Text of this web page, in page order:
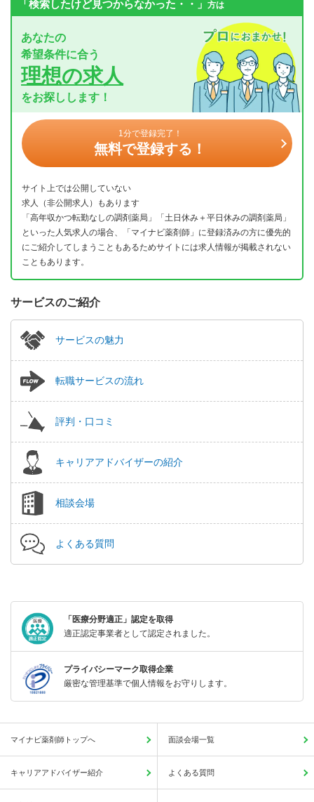
「検索したけど見つからなかった・・」 方は
あなたの
希望条件に合う
理想の求人
をお探しします！
1分で登録完了！
無料で登録する！
サイト上では公開していない
求人（非公開求人）もあります
「高年収かつ転勤なしの調剤薬局」「土日休み＋平日休みの調剤薬局」
といった人気求人の場合、「マイナビ薬剤師」に登録済みの方に優先的
にご紹介してしまうこともあるためサイトには求人情報が掲載されない
こともあります。
サービスのご紹介
サービスの魅力
転職サービスの流れ
評判・口コミ
キャリアアドバイザーの紹介
相談会場
よくある質問
「医療分野適正」認定を取得
適正認定事業者として認定されました。
プライバシーマーク取得企業
厳密な管理基準で個人情報をお守りします。
マイナビ薬剤師トップへ 面談会場一覧
キャリアアドバイザー紹介 よくある質問